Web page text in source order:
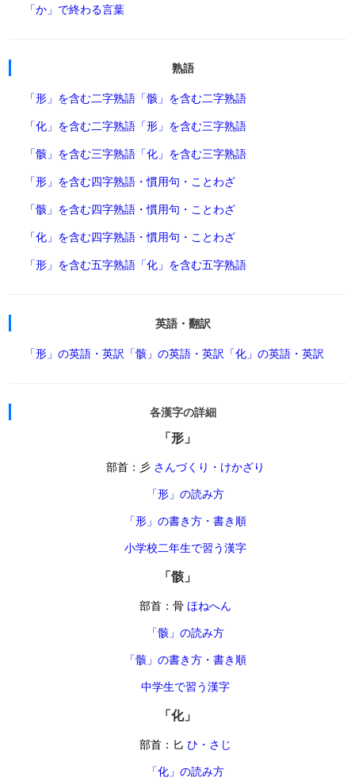
「か」で終わる言葉
熟語
「形」を含む二字熟語 「骸」を含む二字熟語
「化」を含む二字熟語 「形」を含む三字熟語
「骸」を含む三字熟語 「化」を含む三字熟語
「形」を含む四字熟語・慣用句・ことわざ
「骸」を含む四字熟語・慣用句・ことわざ
「化」を含む四字熟語・慣用句・ことわざ
「形」を含む五字熟語 「化」を含む五字熟語
英語・翻訳
「形」の英語・英訳 「骸」の英語・英訳 「化」の英語・英訳
各漢字の詳細
「形」
部首：彡 さんづくり・けかざり
「形」の読み方
「形」の書き方・書き順
小学校二年生で習う漢字
「骸」
部首：骨 ほねへん
「骸」の読み方
「骸」の書き方・書き順
中学生で習う漢字
「化」
部首：匕 ひ・さじ
「化」の読み方